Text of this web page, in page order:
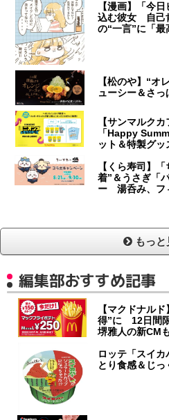
【漫画】「今
込む彼女 自己
の“一言”に「最
【松のや】“
ューシー＆さ
【サンマルク
「Happy
ット＆特製グッ
【くら寿司】
着”＆うさぎ「
ー 湯呑み、フ
もっと
編集部おすすめ記事
【マクドナル
得”に 12日間
堺雅人の新CM
ロッテ「スイ
とり食感＆じっ